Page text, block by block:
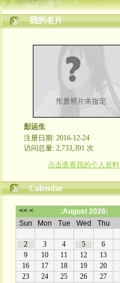
我的名片
彭运生
注册日期: 2016-12-24
访问总量: 2,733,391 次
点击查看我的个人资料
Calendar